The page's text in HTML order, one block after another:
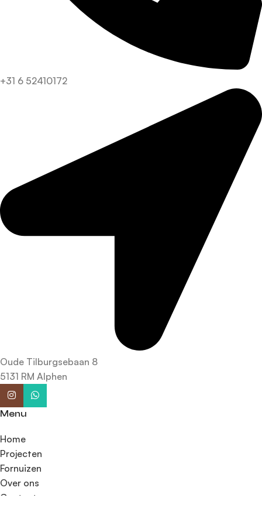
+31 6 52410172
Oude Tilburgsebaan 8
5131 RM Alphen
Menu
Home
Projecten
Fornuizen
Over ons
Contact